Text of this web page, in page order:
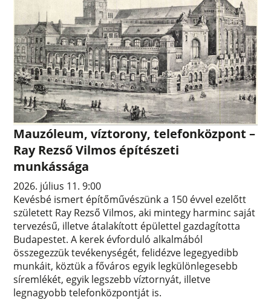
Mauzóleum, víztorony, telefonközpont –
Ray Rezső Vilmos építészeti
munkássága
2026. július 11. 9:00
Kevésbé ismert építőművészünk a 150 évvel ezelőtt
született Ray Rezső Vilmos, aki mintegy harminc saját
tervezésű, illetve átalakított épülettel gazdagította
Budapestet. A kerek évforduló alkalmából
összegezzük tevékenységét, felidézve legegyedibb
munkáit, köztük a főváros egyik legkülönlegesebb
síremlékét, egyik legszebb víztornyát, illetve
legnagyobb telefonközpontját is.